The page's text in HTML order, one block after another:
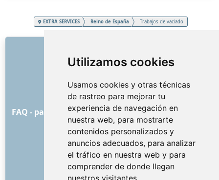
Utilizamos cookies
Usamos cookies y otras técnicas
de rastreo para mejorar tu
experiencia de navegación en
nuestra web, para mostrarte
contenidos personalizados y
anuncios adecuados, para analizar
el tráfico en nuestra web y para
comprender de donde llegan
nuestros visitantes.
EXTRA SERVICES Reino de España Trabajos de vaciado
Sobre nosotros
Lista de precios
Condiciones y términos generales
FAQ - para los clientes
FAQ - para los proveedores
Publicidad y marketing
Blog
Contacto
REDES SOCIALES